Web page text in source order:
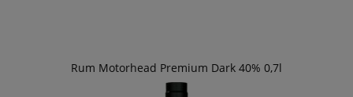
Rum Motorhead Premium Dark 40% 0,7l